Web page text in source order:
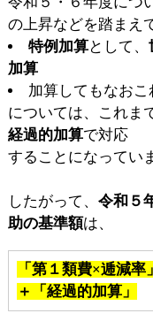
の上昇などを踏まえ
特例加算として、
加算
加算してもなお
については、これま
経過的加算で対応
することになってい
したがって、 令和５
助の基準額は、
「第１類費×逓減
＋「経過的加算」